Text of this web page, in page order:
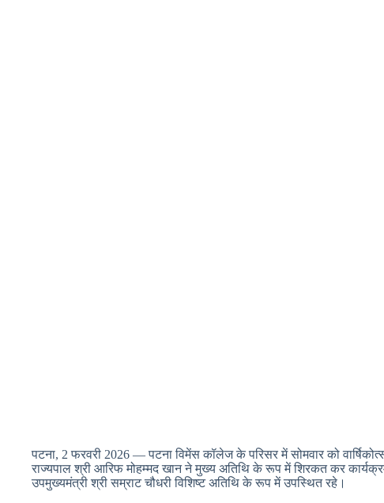
पटना, 2 फरवरी 2026 — पटना विमेंस कॉलेज के परिसर में सोमवार को
राज्यपाल श्री आरिफ मोहम्मद खान ने मुख्य अतिथि के रूप में शिरकत कर
उपमुख्यमंत्री श्री सम्राट चौधरी विशिष्ट अतिथि के रूप में उपस्थित रहे।